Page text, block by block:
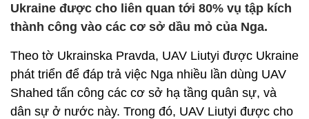
Ukraine được cho liên quan tới 80% vụ tập kích
thành công vào các cơ sở dầu mỏ của Nga.
Theo tờ Ukrainska Pravda, UAV Liutyi được Ukraine
phát triển để đáp trả việc Nga nhiều lần dùng UAV
Shahed tấn công các cơ sở hạ tầng quân sự, và
dân sự ở nước này. Trong đó, UAV Liutyi được cho